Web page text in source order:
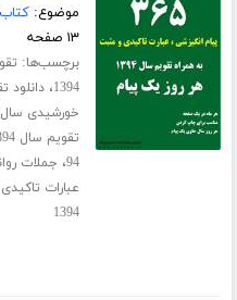
موضوع:
۱۳ صفحه
برچسب‌ها:
1394،دانلود
خورشیدی سال
تقویم سال 1394 با فرمت پی دی اف
94، جملات
عبارات
1394